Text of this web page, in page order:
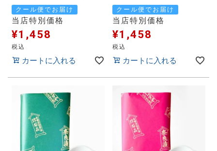
クール便でお届け
当店特別価格
¥1,458
税込
カートに入れる
クール便でお届け
当店特別価格
¥1,458
税込
カートに入れる